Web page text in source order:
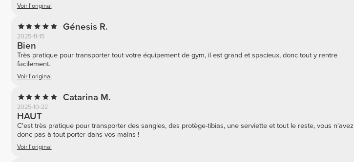
Voir l'original
Génesis R.
2025-11-15
Bien
Très pratique pour transporter tout votre équipement de gym, il est grand et spacieux, donc tout y rentre
facilement.
Voir l'original
Catarina M.
2025-10-22
HAUT
C'est très pratique pour transporter des sangles, des protège-tibias, une serviette et tout le reste, vous n'avez
donc pas à tout porter dans vos mains !
Voir l'original